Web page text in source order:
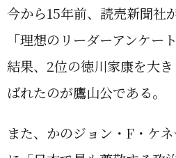
今から15年前、読売新聞社
「理想のリーダーアンケー
結果、2位の徳川家康を大
ばれたのが鷹山公である。
また、かのジョン・F・ケ